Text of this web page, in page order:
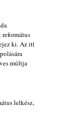
ki. Az itt
múltja
lelkész,